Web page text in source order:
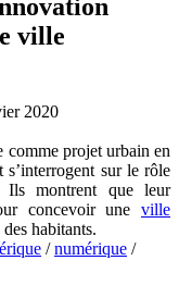
ville
2020
comme projet urbain en
sur le rôle
Ils montrent que leur
concevoir une ville
habitants.
/numérique /